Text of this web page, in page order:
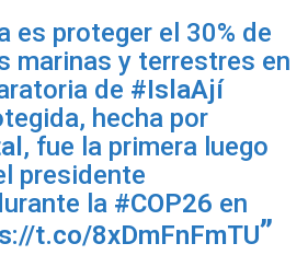
es proteger el 30% de
marinas y terrestres en
de #IslaAjí
hecha por
, fue la primera luego
presidente
la #COP26 en
t.co/8xDmFnFmTU